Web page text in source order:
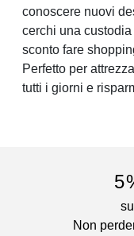
conoscere nuovi
cerchi una
sconto fare
Perfetto per
tutti i giorni e
Non